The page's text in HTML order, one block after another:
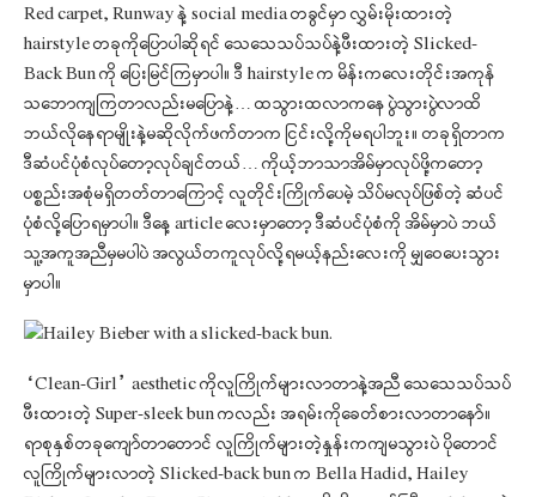
Red carpet, Runway နဲ့ social media တခွင်မှာ လွှမ်းမိုးထားတဲ့
hairstyle တခုကိုပြောပါဆိုရင် သေသေသပ်သပ်နဲ့ဖီးထားတဲ့ Slicked-
Back Bun ကို ပြေးမြင်ကြမှာပါ။ ဒီ hairstyle က မိန်းကလေးတိုင်းအကုန်
သဘောကျကြတာလည်းမပြောနဲ့… ထသွားထလာကနေ ပွဲသွားပွဲလာထိ
ဘယ်လိုနေရာမျိုးနဲ့မဆိုလိုက်ဖက်တာက ငြင်းလို့ကိုမရပါဘူး။ တခုရှိတာက
ဒီဆံပင်ပုံစံလုပ်တော့လုပ်ချင်တယ်… ကိုယ့်ဘာသာအိမ်မှာလုပ်ဖို့ကတော့
ပစ္စည်းအစုံမရှိတတ်တာကြောင့် လူတိုင်းကြိုက်ပေမဲ့ သိပ်မလုပ်ဖြစ်တဲ့ ဆံပင်
ပုံစံလို့ပြောရမှာပါ။ ဒီနေ့ article လေးမှာတော့ ဒီဆံပင်ပုံစံကို အိမ်မှာပဲ ဘယ်
သူ့အကူအညီမှမပါပဲ အလွယ်တကူလုပ်လို့ရမယ့်နည်းလေးကို မျှဝေပေးသွား
မှာပါ။
“Clean-Girl” aesthetic ကိုလူကြိုက်များလာတာနဲ့အညီ သေသေသပ်သပ်
ဖီးထားတဲ့ Super-sleek bun ကလည်း အရမ်းကိုခေတ်စားလာတာနော်။
ရာစုနှစ်တခုကျော်တာတောင် လူကြိုက်များတဲ့နှုန်းကကျမသွားပဲ ပိုတောင်
လူကြိုက်များလာတဲ့ Slicked-back bun က Bella Hadid, Hailey